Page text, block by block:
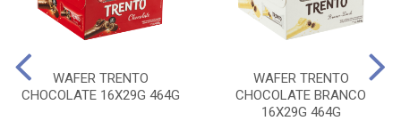
WAFER TRENTO
CHOCOLATE 16X29G 464G
WAFER TRENTO
CHOCOLATE BRANCO
16X29G 464G